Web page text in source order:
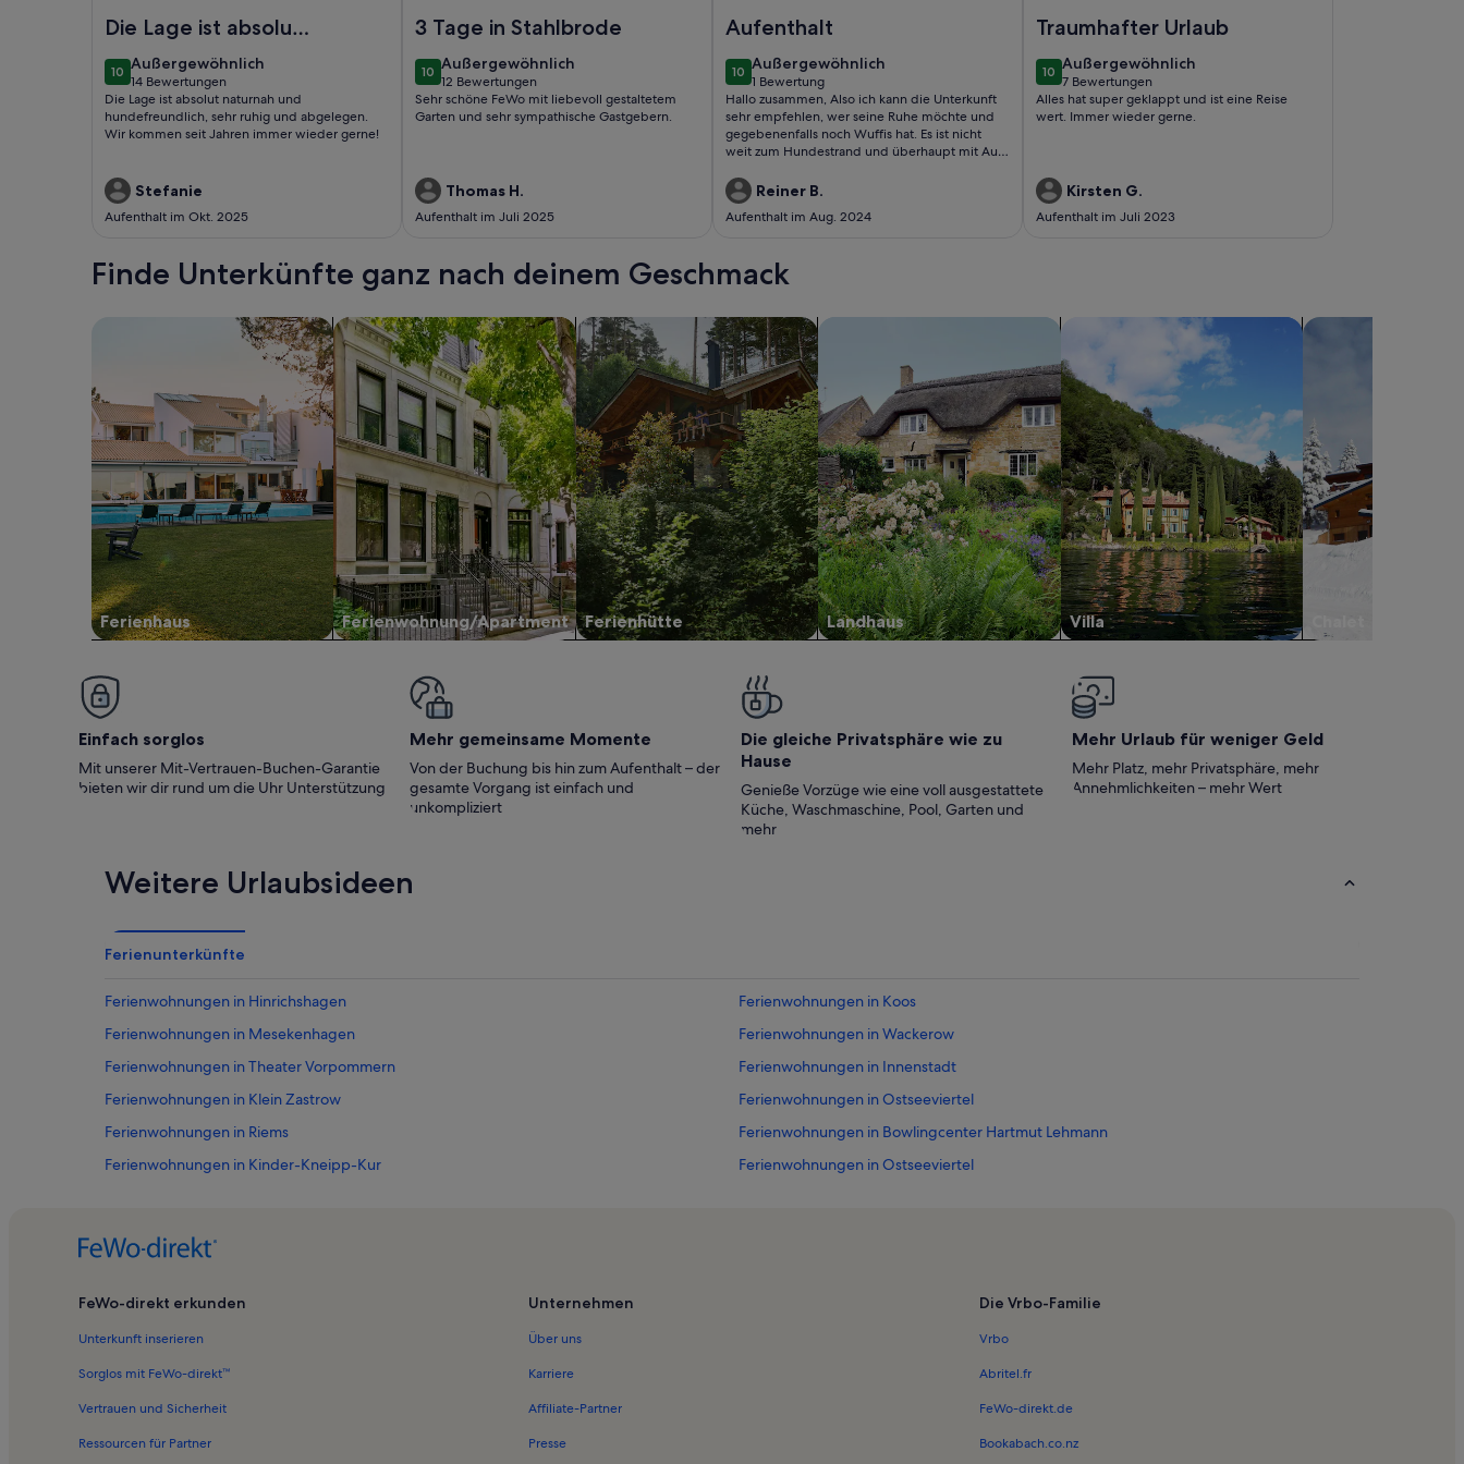
Die Lage ist absolut
naturnah und
hundefreundlich,
sehr ruhig und
abgelegen. Wir
1010 von 10
Außergewöhnlich
außergewöhnlich
14 Bewertungen
(14
bewertungen)
Die Lage ist absolut naturnah und
hundefreundlich, sehr ruhig und abgelegen.
Wir kommen seit Jahren immer wieder gerne!
Stefanie
Aufenthalt im Okt. 2025
3 Tage in Stahlbrode
1010 von 10
Außergewöhnlich
außergewöhnlich
12 Bewertungen
(12
bewertungen)
Sehr schöne FeWo mit liebevoll gestaltetem
Garten und sehr sympathische Gastgebern.
Thomas H.
Aufenthalt im Juli 2025
Aufenthalt
1010 von 10
Außergewöhnlich
außergewöhnlich
1 Bewertung
(1
bewertung)
Hallo zusammen, Also ich kann die Unterkunft
sehr empfehlen, wer seine Ruhe möchte und
gegebenenfalls noch Wuffis hat. Es ist nicht
weit zum Hundestrand und überhaupt mit Auto
Reiner B.
Aufenthalt im Aug. 2024
Traumhafter Urlaub
1010 von 10
Außergewöhnlich
außergewöhnlich
7 Bewertungen
(7
bewertungen)
Alles hat super geklappt und ist eine Reise
wert. Immer wieder gerne.
Kirsten G.
Aufenthalt im Juli 2023
Finde Unterkünfte ganz nach deinem Geschmack
Ferienhaus
Suche nach Ferienhäusern
Ferienwohnung/Apartment
Suche nach Ferienwohnungen oder Apartments
Ferienhütte
Suche nach Ferienhütten
Landhaus
Suche nach Landhäusern
Villa
Suche nach Villen Suche nach Chalets
Einfach sorglos
Mit unserer Mit-Vertrauen-Buchen-Garantie
bieten wir dir rund um die Uhr Unterstützung
Mehr gemeinsame Momente
Von der Buchung bis hin zum Aufenthalt – der
gesamte Vorgang ist einfach und
unkompliziert
Die gleiche Privatsphäre wie zu
Hause
Genieße Vorzüge wie eine voll ausgestattete
Küche, Waschmaschine, Pool, Garten und
mehr
Mehr Urlaub für weniger Geld
Mehr Platz, mehr Privatsphäre, mehr
Annehmlichkeiten – mehr Wert
Weitere Urlaubsideen
Ferienunterkünfte
Ferienwohnungen in Hinrichshagen
Ferienwohnungen in Koos
Ferienwohnungen in Mesekenhagen
Ferienwohnungen in Wackerow
Ferienwohnungen in Theater Vorpommern
Ferienwohnungen in Innenstadt
Ferienwohnungen in Klein Zastrow
Ferienwohnungen in Ostseeviertel
Ferienwohnungen in Riems
Ferienwohnungen in Bowlingcenter Hartmut Lehmann
Ferienwohnungen in Kinder-Kneipp-Kur
Ferienwohnungen in Ostseeviertel
Ferienwohnungen in Kirchdorf
Ferienwohnungen in Wampen
FeWo-direkt erkunden
Unterkunft inserieren
Sorglos mit FeWo-direkt™
Vertrauen und Sicherheit
Ressourcen für Partner
Unternehmen
Über uns
Karriere
Affiliate-Partner
Presse
Die Vrbo-Familie
Vrbo
Abritel.fr
FeWo-direkt.de
Bookabach.co.nz